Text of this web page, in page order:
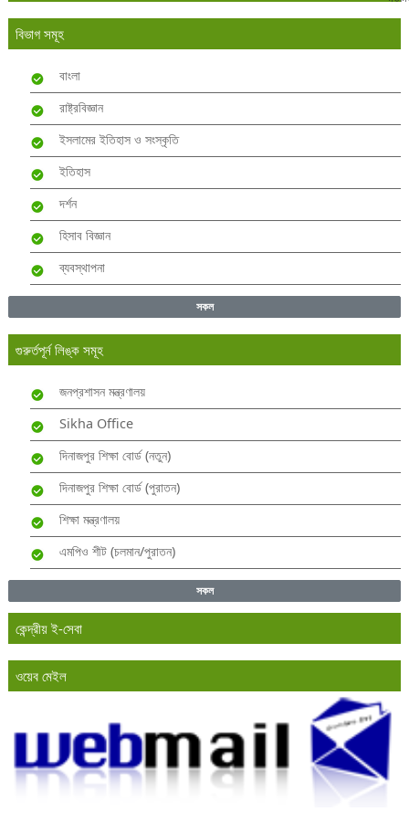
বিভাগ সমূহ
বাংলা
রাষ্ট্রবিজ্ঞান
ইসলামের ইতিহাস ও সংস্কৃতি
ইতিহাস
দর্শন
হিসাব বিজ্ঞান
ব্যবস্থাপনা
সকল
গুরুর্তপূর্ন লিঙ্ক সমূহ
জনপ্রশাসন মন্ত্রণালয়
Sikha Office
দিনাজপুর শিক্ষা বোর্ড (নতুন)
দিনাজপুর শিক্ষা বোর্ড (পুরাতন)
শিক্ষা মন্ত্রণালয়
এমপিও শীট (চলমান/পুরাতন)
সকল
কেন্দ্রীয় ই-সেবা
ওয়েব মেইল